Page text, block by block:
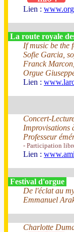
Lien :
La route royale
If music be the
Sofie Garcia,
Franck
Orgue
Lien :
Concert-
Improvisations
Professeur
- Participation
Lien :
Festival d'orgue
De l'éclat au
Emmanuel
Charlotte